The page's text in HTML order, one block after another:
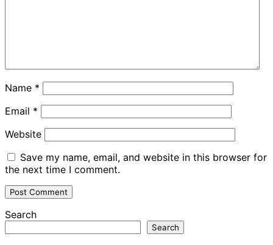
Name *
Email *
Website
Save my name, email, and website in this browser for
the next time I comment.
Search
Search